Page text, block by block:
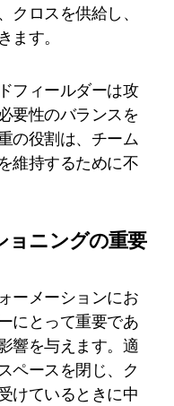
クロスを供給し、
ます。
フィールダーは攻
要性のバランスを
の役割は、チーム
維持するために不
ョニングの重要
ーメーションにお
にとって重要であ
響を与えます。適
ペースを閉じ、ク
けているときに中